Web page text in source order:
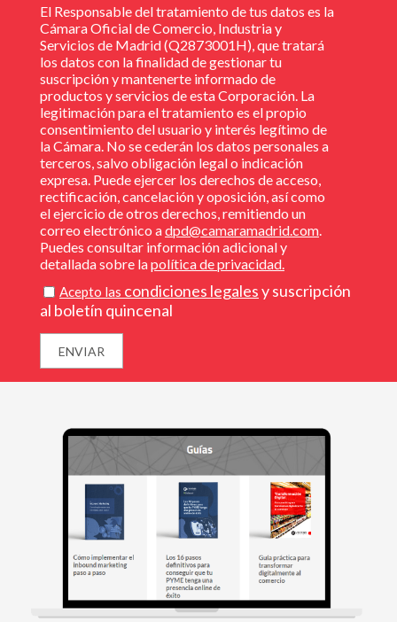
El Responsable del tratamiento de tus datos es la
Cámara Oficial de Comercio, Industria y
Servicios de Madrid (Q2873001H), que tratará
los datos con la finalidad de gestionar tu
suscripción y mantenerte informado de
productos y servicios de esta Corporación. La
legitimación para el tratamiento es el propio
consentimiento del usuario y interés legítimo de
la Cámara. No se cederán los datos personales a
terceros, salvo obligación legal o indicación
expresa. Puede ejercer los derechos de acceso,
rectificación, cancelación y oposición, así como
el ejercicio de otros derechos, remitiendo un
correo electrónico adpd@camaramadrid.com.
Puedes consultar información adicional y
detallada sobre lapolítica de privacidad.
Acepto las condiciones legalesy suscripción
al boletín quincenal